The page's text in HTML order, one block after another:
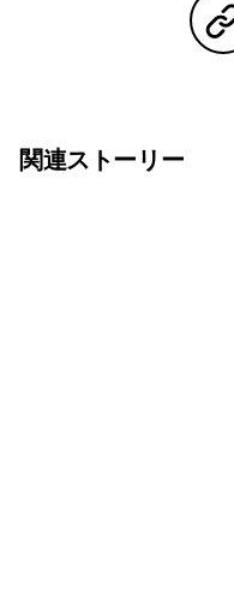
関連ストーリー